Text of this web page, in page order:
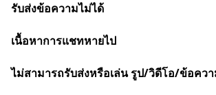
รับส่งข้อความไม่ได้
เนื้อหาการแชทหายไป
ไม่สามารถรับส่งหรือเล่น รูป/วิดีโอ/ข้อควา